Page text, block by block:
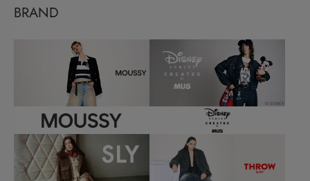
BRAND